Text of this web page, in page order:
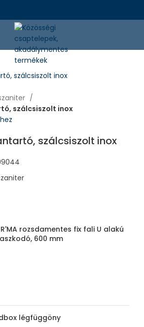
szálcsiszolt inox
szálcsiszolt inox
rozsdamentes fix fali U alakú
600 mm
légfüggöny